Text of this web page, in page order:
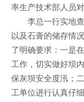
率生产技术部人员
李总一行实地查
以及石膏的储存情
了明确要求：一是
工作，切实做好坝
保灰坝安全度汛；
工单位进行认真仔